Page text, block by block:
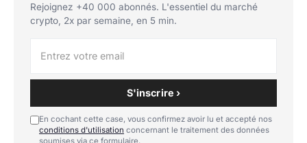
Rejoignez +40 000 abonnés. L'essentiel du marché
crypto, 2x par semaine, en 5 min.
S'inscrire ›
En cochant cette case, vous confirmez avoir lu et accepté nos
conditions d'utilisation concernant le traitement des données
soumises via ce formulaire.